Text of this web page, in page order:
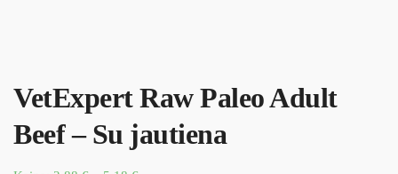
VetExpert Raw Paleo Adult
Beef – Su jautiena